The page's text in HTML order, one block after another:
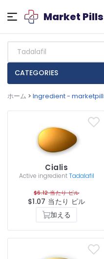
Market Pills
CATEGORIES
ホーム > Ingredient -
Cialis
Active ingredientTadalafil
$6.12 当たり ピル
$1.07 当たり ピル
加える